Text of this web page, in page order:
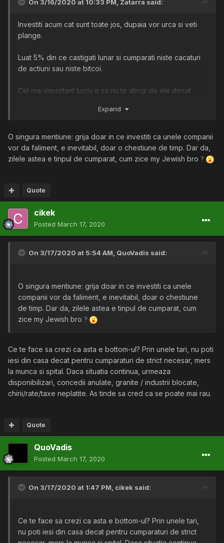
On 3/16/2020 at 10:33 PM, Zatarra said:
Investiti acum cat sunt toate jos, dupaia vor urca si veti
plange.
Luat 5% din ce castigati lunar si cumparati niste cacaturi
de actiuni sau niste bitcoi.
Cel mai important lucru e sa nu te atingi de ele decat
recolta. Daca crezi ca nu te poti abtine din asta renunta la
(Daca nu stii ce sa cumperi si nu ai chef sa studiezi
cumpara Bitcoin ca si crypto si SPY ca si actiuni si aia e)
Expand
O singura mentiune: grija doar in ce investiti ca unele companii
vor da faliment, e inevitabil, doar o chestiune de timp. Dar da,
zilele astea e tinpul de cumparat, cum zice my Jewish bro ?
Quote
cikek
Posted March 17, 2020
On 3/17/2020 at 5:54 AM, QuoVadis said:
O singura mentiune: grija doar in ce investiti ca unele
companii vor da faliment, e inevitabil, doar o chestiune
de timp. Dar da, zilele astea e tinpul de cumparat, cum
zice my Jewish bro ?
Ce te face sa crezi ca asta e bottom-ul? Prin unele tari, nu poti
iesi din casa decat pentru cumparaturi de strict necesar, mers
la munca si spital. Daca situatia continua, urmeaza
disponibilizari, concedii anulate, granite / industrii blocate,
chirii/rate/taxe neplatite. As tinde sa cred ca se poate mai rau.
Quote
QuoVadis
Posted March 17, 2020
On 3/17/2020 at 1:47 PM, cikek said:
Ce te face sa crezi ca asta e bottom-ul? Prin unele tari,
nu poti iesi din casa decat pentru cumparaturi de strict